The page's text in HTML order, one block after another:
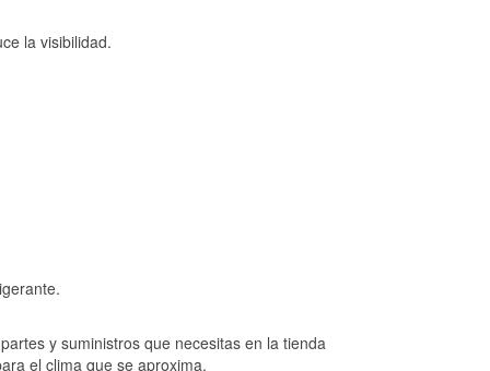
la visibilidad.
y suministros que necesitas en la tienda
el clima que se aproxima.